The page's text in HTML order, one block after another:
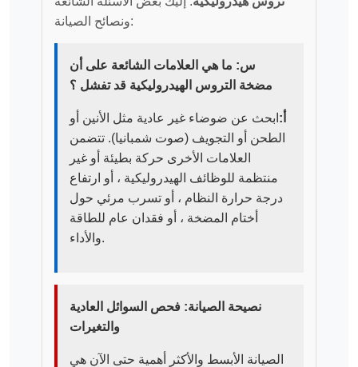
ونصائح الصيانة:
س: ما هي العلامات الشائعة على أن
مضخة التروس الهيدروليكية قد تفشل ؟
أ: ابحث عن ضوضاء غير عادية مثل الأنين أو
الطحن أو التجويف (صوت شمبانيا). تتضمن
العلامات الأخرى حركة بطيئة أو غير
منتظمة للوظائف الهيدروليكية ، أو ارتفاع
درجة حرارة النظام ، أو تسرب مرئي حول
أختام المضخة ، أو فقدان عام للطاقة
والأداء.
نصيحة الصيانة: فحص السوائل العادية
والتغيرات
الصيانة الأبسط والأكثر أهمية حتى الآن هي